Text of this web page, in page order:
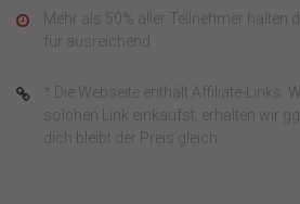
Mehr als 50% aller Teilnehmer halten
für ausreichend
* Die Webseite enthält Affiliate-Links.
solchen Link einkaufst, erhalten wir
dich bleibt der Preis gleich.